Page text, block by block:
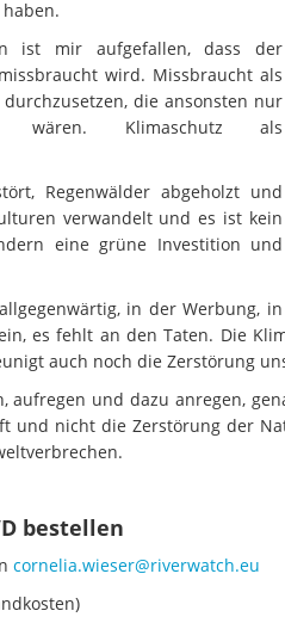
ist mir aufgefallen, dass der
wird. Missbraucht als
die ansonsten nur
wären. Klimaschutz als
Regenwälder abgeholzt und
verwandelt und es ist kein
eine grüne Investition und
in der Werbung, in
es fehlt an den Taten. Die
auch noch die Zerstörung
und dazu anregen,
und nicht die Zerstörung der
bestellen
cornelia.wieser@riverwatch.eu